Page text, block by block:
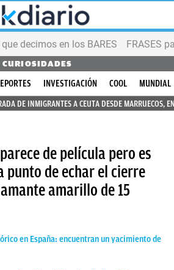
que decimos en los BARES FRASES
CURIOSIDADES
INVESTIGACIÓN COOL
MUNDIAL
DE INMIGRANTES A CEUTA DESDE MARRUECOS,
de película pero es
punto de echar el cierre
amarillo de 15
en España: encuentran un yacimiento de